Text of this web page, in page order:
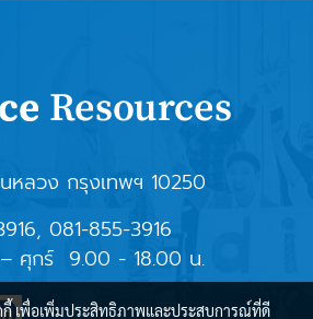
หลวง กรุงเทพฯ 10250
, 081-855-3916
– ศุกร์ 9.00 - 18.00 น.
กี้ เพื่อเพิ่มประสิทธิภาพและประสบการณ์ที่ดี